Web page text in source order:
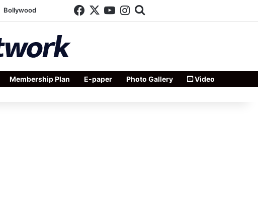
Bollywood Facebook
X YouTube
Instagram
Membership Plan E-paper Photo Gallery Video